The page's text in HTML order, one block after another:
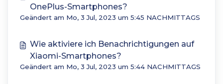
OnePlus-Smartphones?
Geändert am Mo, 3 Jul, 2023 um 5:45 NACHMITTAGS
Wie aktiviere ich Benachrichtigungen auf
Xiaomi-Smartphones?
Geändert am Mo, 3 Jul, 2023 um 5:44 NACHMITTAGS